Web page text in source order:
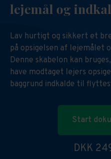
lejemål og
Lav hurtigt og sikkert et
på opsigelsen af lejemålet
Denne skabelon kan
have modtaget lejers
baggrund indkalde til
Start
DKK